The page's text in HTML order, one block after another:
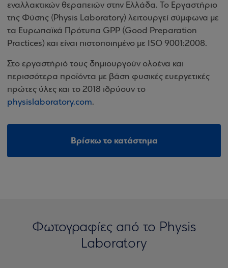
εναλλακτικών θεραπειών στην Ελλάδα. Το Εργαστήριο
της Φύσης (Physis Laboratory) λειτουργεί σύμφωνα με
τα Ευρωπαϊκά Πρότυπα GPP (Good Preparation
Practices) και είναι πιστοποιημένο με ISO 9001:2008.
Στο εργαστήριό τους δημιουργούν ολοένα και
περισσότερα προϊόντα με βάση φυσικές ευεργετικές
πρώτες ύλες και το 2018 ιδρύουν το
physislaboratory.com.
Βρίσκω το κατάστημα
Φωτογραφίες από το Physis
Laboratory